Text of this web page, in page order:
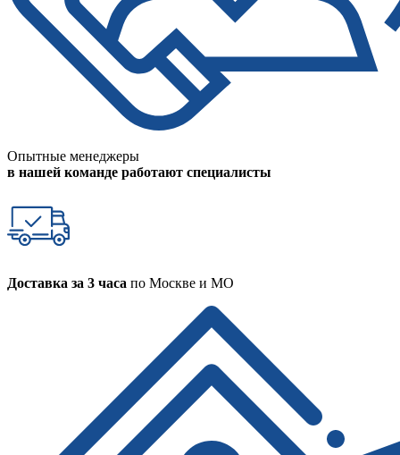
Опытные менеджеры
в нашей команде работают специалисты
Доставка за 3 часа по Москве и МО